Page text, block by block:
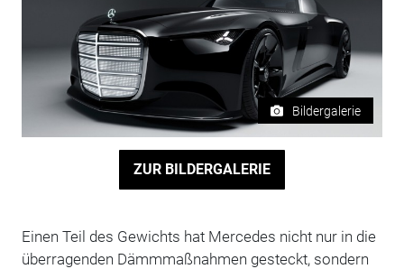
Bildergalerie
ZUR BILDERGALERIE
Einen Teil des Gewichts hat Mercedes nicht nur in die
überragenden Dämmmaßnahmen gesteckt, sondern